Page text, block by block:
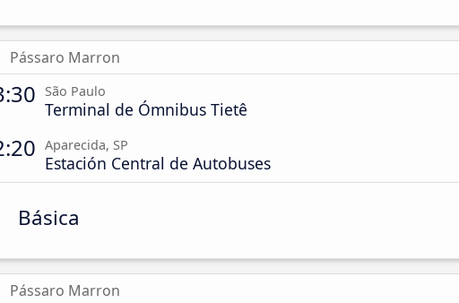
Pássaro Marron
São Paulo
Terminal de Ómnibus Tietê
Aparecida, SP
Estación Central de Autobuses
Básica
Pássaro Marron